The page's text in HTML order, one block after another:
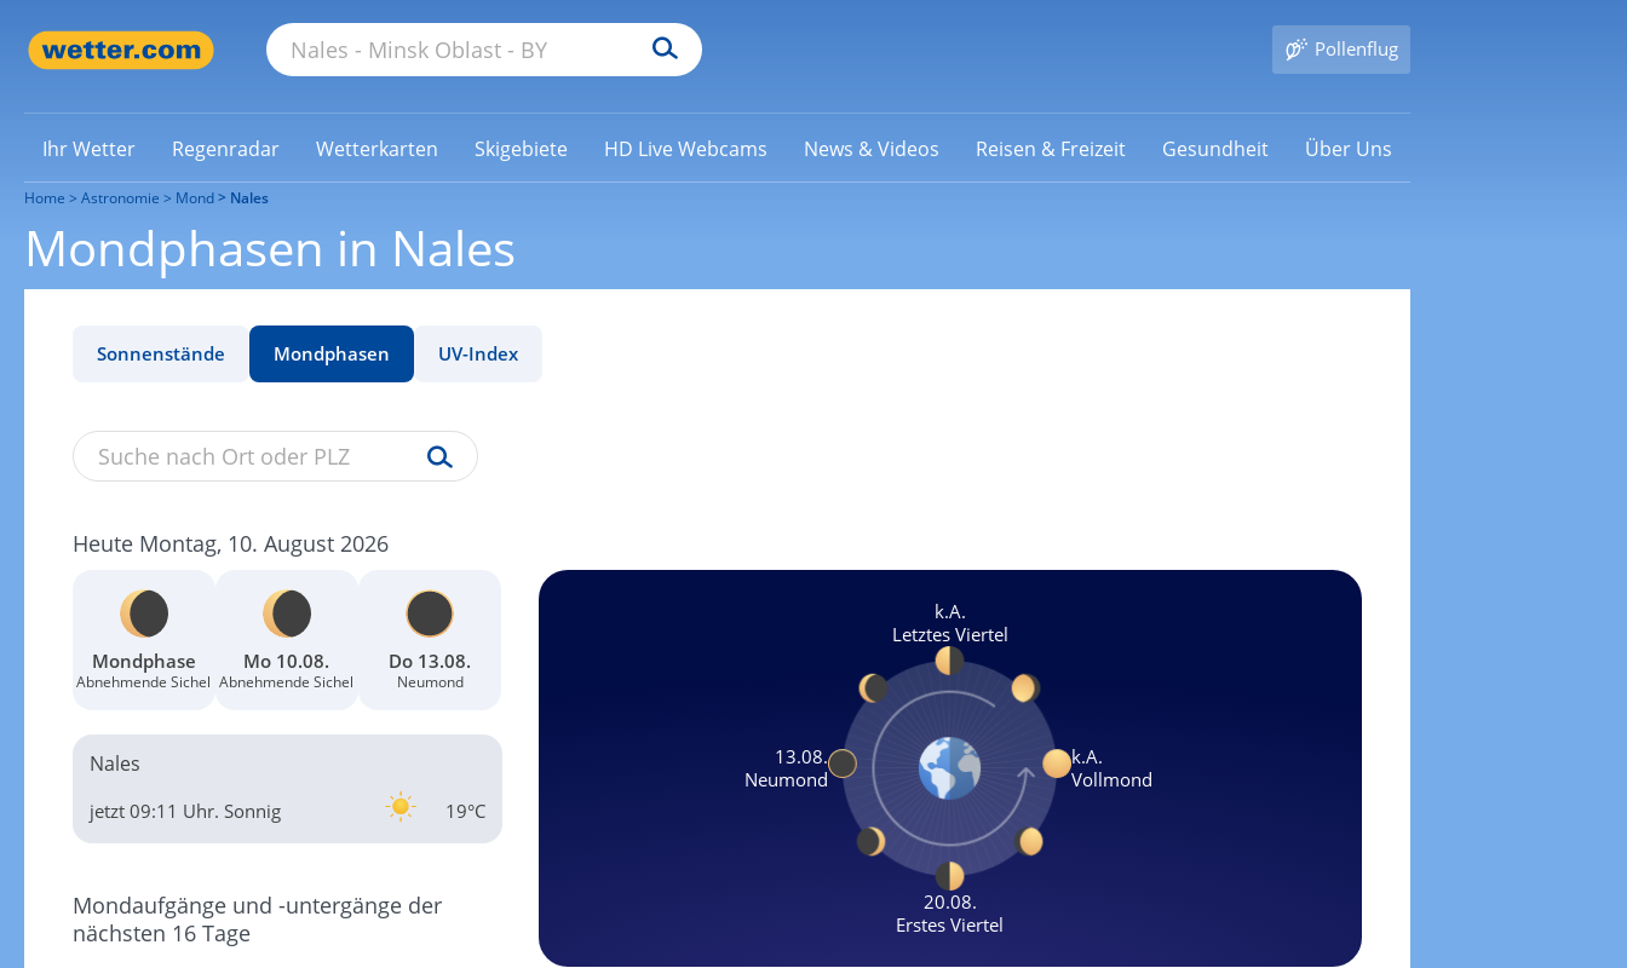
Pollenflug
Ihr Wetter Regenradar Wetterkarten Skigebiete HD Live Webcams News & Videos Reisen & Freizeit Gesundheit Über Uns
Home Astronomie Mond Nales
Mondphasen in Nales
Sonnenstände Mondphasen UV-Index
Heute Montag, 10. August 2026
Mondphase
Abnehmende Sichel
Mo 10.08.
Abnehmende Sichel
Do 13.08.
Neumond
Nales
19°C
jetzt 09:11 Uhr. Sonnig
Mondaufgänge und -untergänge der
nächsten 16 Tage
k.A.
Letztes Viertel
13.08.
Neumond
k.A.
Vollmond
20.08.
Erstes Viertel